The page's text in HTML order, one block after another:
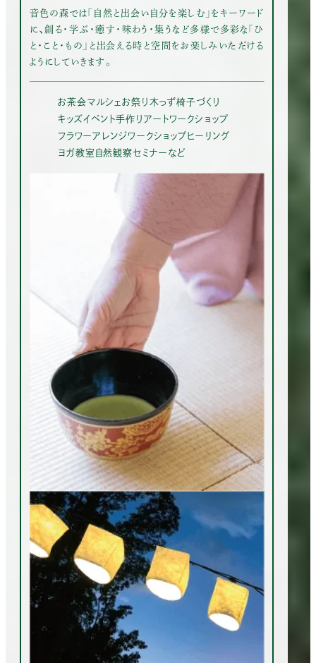
音色の森では「自然と出会い自分を楽しむ」をキーワード
に、創る・学ぶ・癒す・味わう・集うなど多様で多彩な「ひ
と・こと・もの」と出会える時と空間をお楽しみいただける
ようにしていきます。
お茶会マルシェお祭り 木っず椅子づくり
キッズイベント手作りアートワークショップ
フラワーアレンジワークショップ ヒーリング
ヨガ教室 自然観察セミナー など